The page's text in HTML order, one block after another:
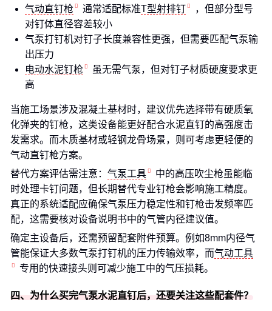
气动直钉枪 通常适配标准T型射排钉
，但部分型号
对钉体直径容差较小
气泵打钉机对钉子长度兼容性更强，但需要匹配气泵输
出压力
电动水泥钉枪
虽无需气泵，但对钉子材质硬度要求更
高
当施工场景涉及混凝土基材时，建议优先选择带有硬质氧
化弹夹的钉枪，这类设备能更好配合水泥直钉的高强度击
发需求。而木质基材或轻钢龙骨场景，则可考虑更轻便的
气动直钉枪方案。
替代方案评估需注意： 气泵工具
中的高压吹尘枪虽能临
时处理卡钉问题，但长期替代专业钉枪会影响施工精度。
真正的系统适配应确保气泵压力稳定性和钉枪击发频率匹
配，这需要核对设备说明书中的气管内径建议值。
确定主设备后，还需预留配套附件预算。例如8mm内径气
管能保证大多数气泵打钉机的压力传输效率，而气动工具
专用的快速接头则可减少施工中的气压损耗。
四、为什么买完气泵水泥直钉后，还要关注这些配套件？